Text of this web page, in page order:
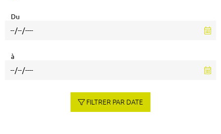
Du
à
FILTRER PAR DATE